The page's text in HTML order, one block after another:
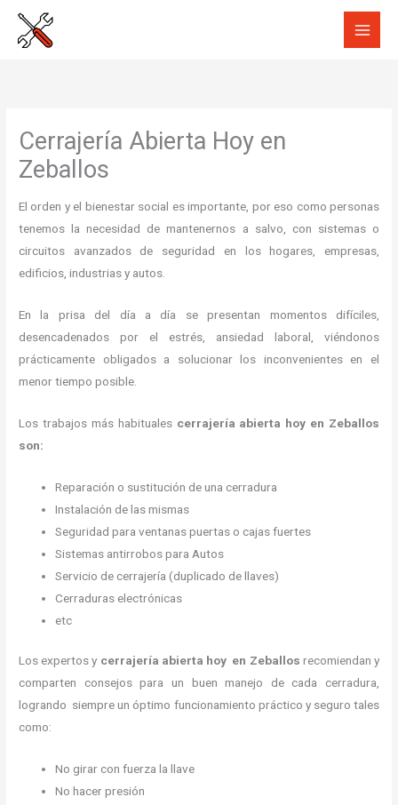
Cerrajería Abierta Hoy en
Zeballos
El orden y el bienestar social es importante, por eso como personas
tenemos la necesidad de mantenernos a salvo, con sistemas o
circuitos avanzados de seguridad en los hogares, empresas,
edificios, industrias y autos.
En la prisa del día a día se presentan momentos difíciles,
desencadenados por el estrés, ansiedad laboral, viéndonos
prácticamente obligados a solucionar los inconvenientes en el
menor tiempo posible.
Los trabajos más habitualescerrajería abierta hoy en Zeballos
son:
Reparación o sustitución de una cerradura
Instalación de las mismas
Seguridad para ventanas puertas o cajas fuertes
Sistemas antirrobos para Autos
Servicio de cerrajería (duplicado de llaves)
Cerraduras electrónicas
etc
Los expertos y cerrajería abierta hoy en Zeballos recomiendan y
comparten consejos para un buen manejo de cada cerradura,
logrando siempre un óptimo funcionamiento práctico y seguro tales
como:
No girar con fuerza la llave
No hacer presión